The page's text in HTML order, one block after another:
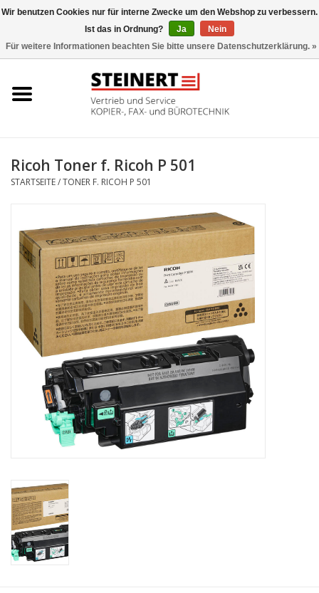
Büromaschinen- Service
Toner
Büromaschinen
Marken
Ricoh Toner f. Ricoh P 501
STARTSEITE/TONER F. RICOH P 501
Wir benutzen Cookies nur für interne Zwecke um den Webshop zu verbessern.
Ist das in Ordnung?
Ja
Nein
Für weitere Informationen beachten Sie bitte unsere Datenschutzerklärung. »